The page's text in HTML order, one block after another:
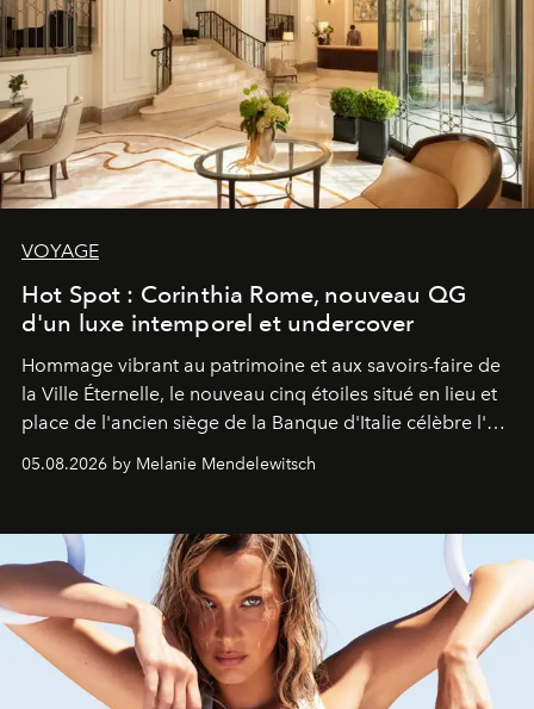
VOYAGE
Hot Spot : Corinthia Rome, nouveau QG
d'un luxe intemporel et undercover
Hommage vibrant au patrimoine et aux savoirs-faire de
la Ville Éternelle, le nouveau cinq étoiles situé en lieu et
place de l'ancien siège de la Banque d'Italie célèbre l'art
05.08.2026 by Melanie Mendelewitsch